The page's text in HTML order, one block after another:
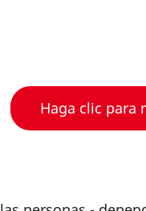
Haga clic para